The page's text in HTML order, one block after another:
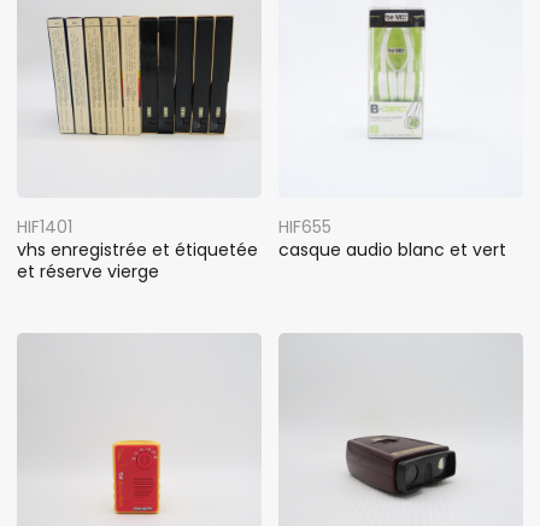
HIF1401
vhs enregistrée et étiquetée
et réserve vierge
HIF655
casque audio blanc et vert